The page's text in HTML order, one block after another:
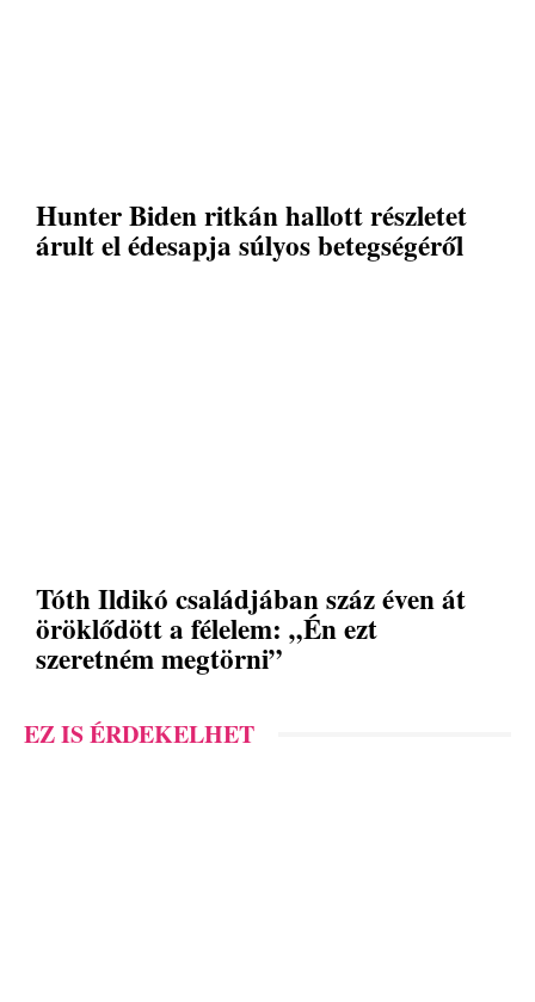
Hunter Biden ritkán hallott részletet
árult el édesapja súlyos betegségéről
Tóth Ildikó családjában száz éven át
öröklődött a félelem: „Én ezt
szeretném megtörni”
EZ IS ÉRDEKELHET